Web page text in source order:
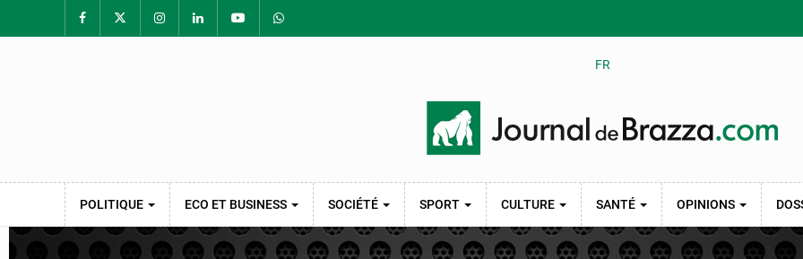
FR
POLITIQUE ECO ET BUSINESS SOCIÉTÉ SPORT CULTURE SANTÉ OPINIONS